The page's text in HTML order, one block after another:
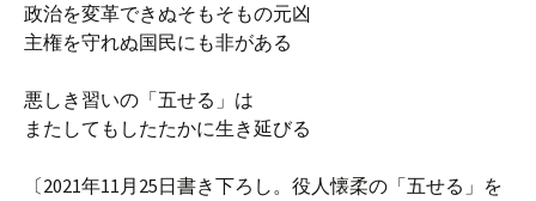
政治を変革できぬそもそもの元凶
主権を守れぬ国民にも非がある
悪しき習いの「五せる」は
またしてもしたたかに生き延びる
〔2021年11月25日書き下ろし。役人懐柔の「五せる」を